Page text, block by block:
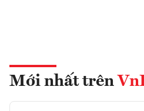
Mới nhất trên